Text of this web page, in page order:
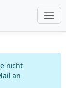
nicht
an